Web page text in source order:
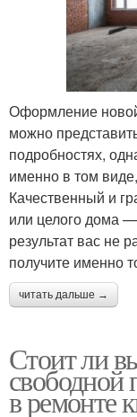
Оформление
можно
подробностях,
именно в том
Качественный и
или целого дома —
результат вас не
получите именно
читать дальше →
Стоит ли
свободной
в ремонте